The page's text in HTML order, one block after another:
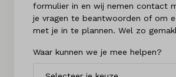
formulier in en wij nemen contact
je vragen te beantwoorden of om
met je in te plannen. Wel zo
Waar kunnen we je mee helpen?